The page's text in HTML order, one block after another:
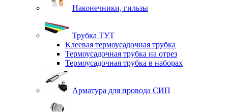
Наконечники, гильзы
Трубка ТУТ
Клеевая термоусадочная трубка
Термоусадочная трубка на отрез
Термоусадочная трубка в наборах
Арматура для провода СИП